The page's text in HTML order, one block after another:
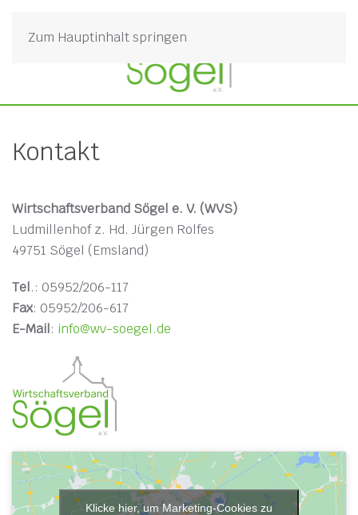
Zum Hauptinhalt springen
Kontakt
Wirtschaftsverband Sögel e. V. (WVS)
Ludmillenhof z. Hd. Jürgen Rolfes
49751 Sögel (Emsland)
Tel.: 05952/206-117
Fax: 05952/206-617
E-Mail: info@wv-soegel.de
Klicke hier, um Marketing-Cookies zu